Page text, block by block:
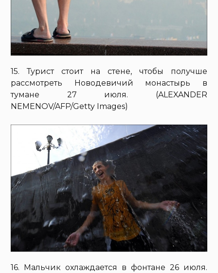
15. Турист стоит на стене, чтобы получше
рассмотреть Новодевичий монастырь в
тумане 27 июля. (ALEXANDER
NEMENOV/AFP/Getty Images)
16. Мальчик охлаждается в фонтане 26 июля.